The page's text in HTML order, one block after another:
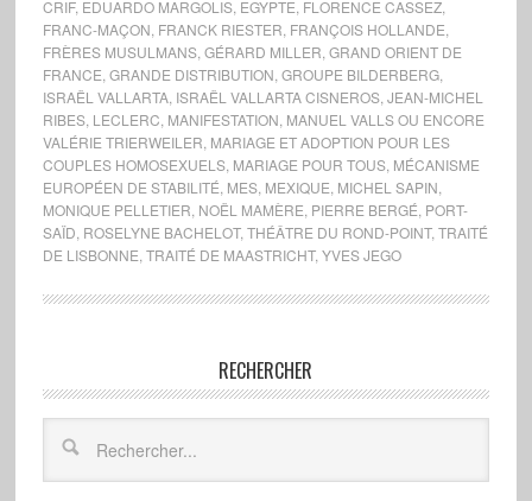
CRIF, EDUARDO MARGOLIS, EGYPTE FLORENCE CASSEZ,
FRANC-MAÇON FRANCK RIESTER FRANÇOIS HOLLANDE
FRÈRES MUSULMANS, GÉRARD MILLER GRAND ORIENT DE
FRANCE GRANDE DISTRIBUTION GROUPE BILDERBERG,
ISRAËL VALLARTA, ISRAËL VALLARTA CISNEROS, JEAN-MICHEL
RIBES, LECLERC MANIFESTATION MANUEL VALLS OU ENCORE
VALÉRIE TRIERWEILER MARIAGE ET ADOPTION POUR LES
COUPLES HOMOSEXUELS, MARIAGE POUR TOUS, MÉCANISME
EUROPÉEN DE STABILITÉ MES, MEXIQUE MICHEL SAPIN
MONIQUE PELLETIER NOËL MAMÈRE PIERRE BERGÉ PORT-
SAÏD ROSELYNE BACHELOT, THÉÂTRE DU ROND-POINT, TRAITÉ
DE LISBONNE TRAITÉ DE MAASTRICHT, YVES JEGO
RECHERCHER